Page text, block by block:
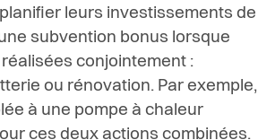
leurs investissements de
subvention bonus lorsque
conjointement :
ou rénovation. Par exemple,
à une pompe à chaleur
ces deux actions combinées.